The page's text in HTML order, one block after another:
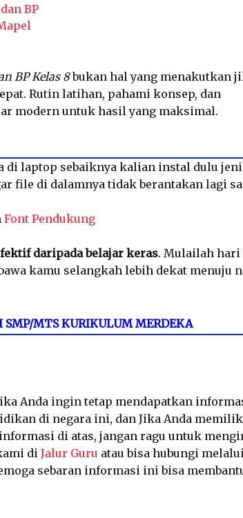
BP
BP Kelas 8bukan hal yang menakutkan
Rutin latihan, pahami konsep, dan
modern untuk hasil yang maksimal.
di laptop sebaiknya kalian instal dulu
file di dalamnya tidak berantakan lagi
Font Pendukung
daripada belajar keras. Mulailah
kamu selangkah lebih dekat menuju
SMP/MTS KURIKULUM MERDEKA
Anda ingin tetap mendapatkan
di negara ini, dan Jika Anda
di atas, jangan ragu untuk
di Jalur Guru atau bisa hubungi
sebaran informasi ini bisa